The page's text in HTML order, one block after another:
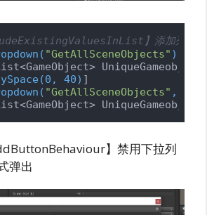
】添加列中不
"GetAllSceneObjects" )
40) ]
"GetAllSceneObjects" ,
】禁用下拉列
弹出